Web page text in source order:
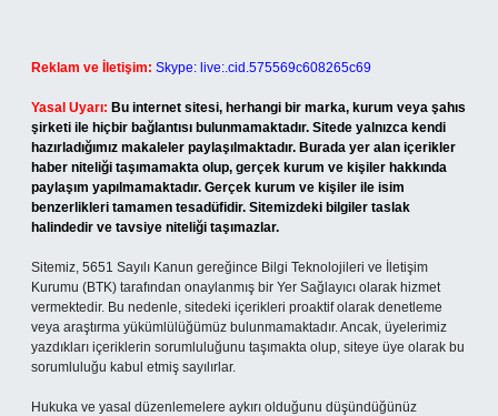
Reklam ve İletişim: Skype: live:.cid.575569c608265c69
Yasal Uyarı: Bu internet sitesi, herhangi bir marka, kurum veya şahıs
şirketi ile hiçbir bağlantısı bulunmamaktadır. Sitede yalnızca kendi
hazırladığımız makaleler paylaşılmaktadır. Burada yer alan içerikler
haber niteliği taşımamakta olup, gerçek kurum ve kişiler hakkında
paylaşım yapılmamaktadır. Gerçek kurum ve kişiler ile isim
benzerlikleri tamamen tesadüfidir. Sitemizdeki bilgiler taslak
halindedir ve tavsiye niteliği taşımazlar.
Sitemiz, 5651 Sayılı Kanun gereğince Bilgi Teknolojileri ve İletişim
Kurumu (BTK) tarafından onaylanmış bir Yer Sağlayıcı olarak hizmet
vermektedir. Bu nedenle, sitedeki içerikleri proaktif olarak denetleme
veya araştırma yükümlülüğümüz bulunmamaktadır. Ancak, üyelerimiz
yazdıkları içeriklerin sorumluluğunu taşımakta olup, siteye üye olarak bu
sorumluluğu kabul etmiş sayılırlar.
Hukuka ve yasal düzenlemelere aykırı olduğunu düşündüğünüz